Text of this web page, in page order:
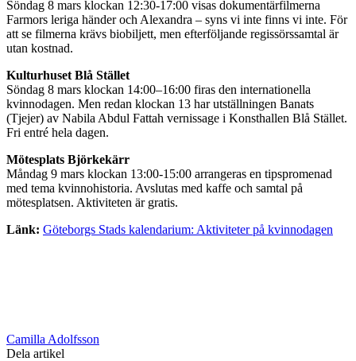
Söndag 8 mars klockan 12:30-17:00 visas dokumentärfilmerna
Farmors leriga händer och Alexandra – syns vi inte finns vi inte. För
att se filmerna krävs biobiljett, men efterföljande regissörssamtal är
utan kostnad.
Kulturhuset Blå Stället
Söndag 8 mars klockan 14:00–16:00 firas den internationella
kvinnodagen. Men redan klockan 13 har utställningen Banats
(Tjejer) av Nabila Abdul Fattah vernissage i Konsthallen Blå Stället.
Fri entré hela dagen.
Mötesplats Björkekärr
Måndag 9 mars klockan 13:00-15:00 arrangeras en tipspromenad
med tema kvinnohistoria. Avslutas med kaffe och samtal på
mötesplatsen. Aktiviteten är gratis.
Länk: Göteborgs Stads kalendarium: Aktiviteter på kvinnodagen
Camilla Adolfsson
Dela artikel